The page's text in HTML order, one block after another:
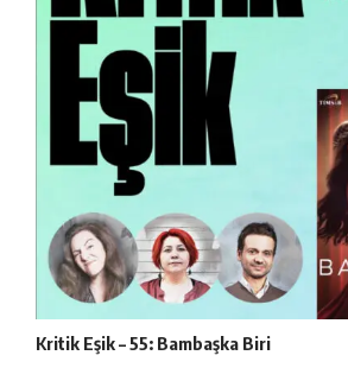
Kritik Eşik – 55: Bambaşka Biri